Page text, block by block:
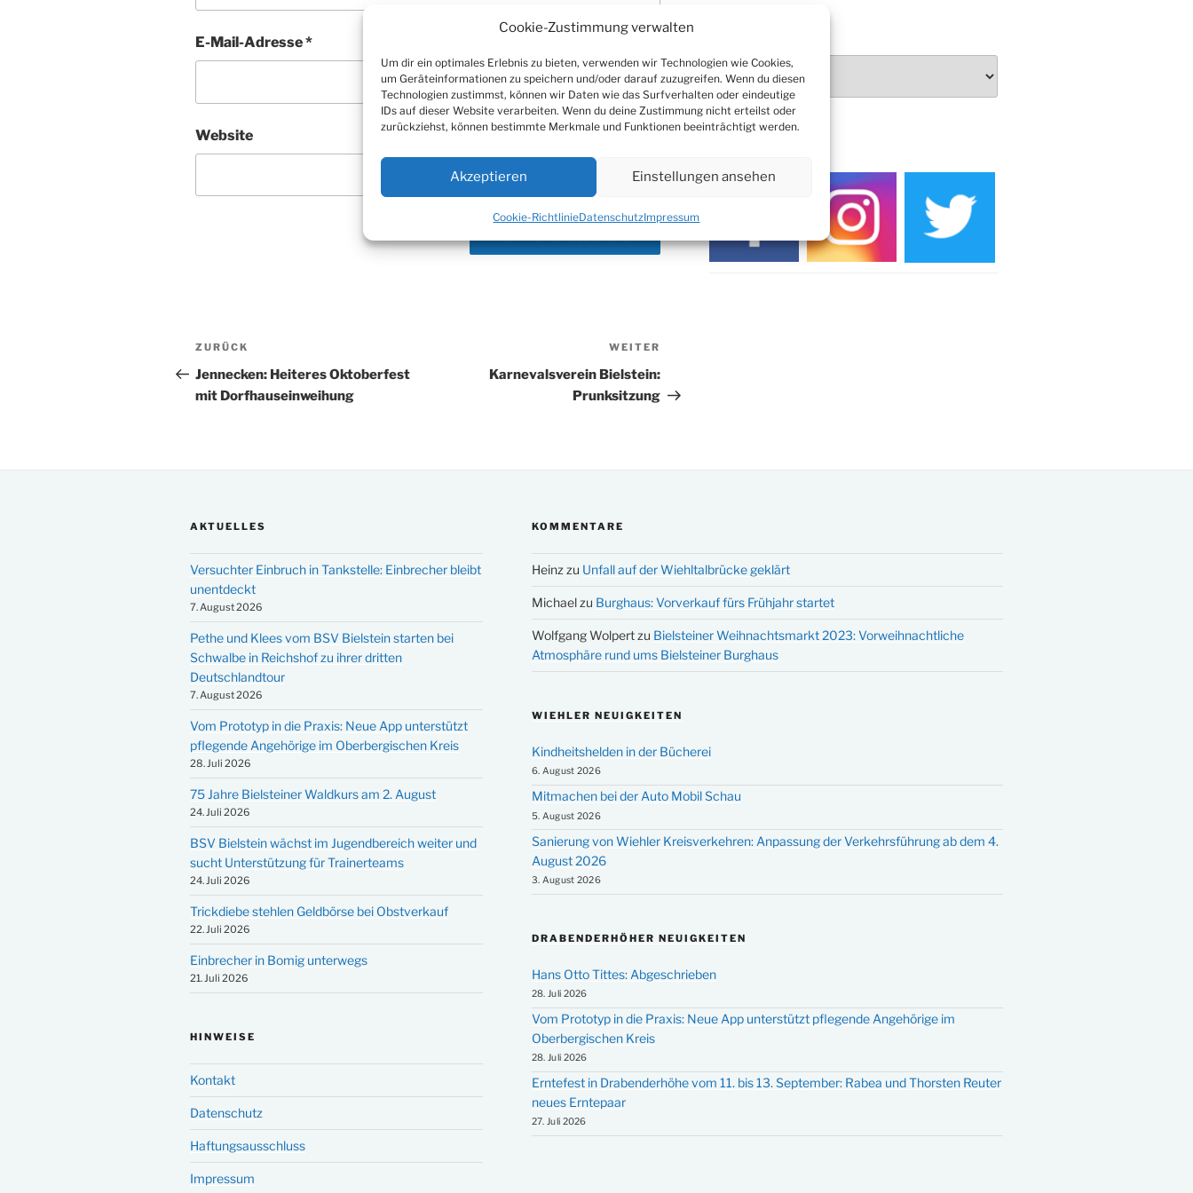
Cookie-Zustimmung verwalten
Um dir ein optimales Erlebnis zu bieten, verwenden wir Technologien wie Cookies,
um Geräteinformationen zu speichern und/oder darauf zuzugreifen. Wenn du diesen
Technologien zustimmst, können wir Daten wie das Surfverhalten oder eindeutige
IDs auf dieser Website verarbeiten. Wenn du deine Zustimmung nicht erteilst oder
zurückziehst, können bestimmte Merkmale und Funktionen beeinträchtigt werden.
Akzeptieren Einstellungen ansehen
Cookie-RichtlinieDatenschutzImpressum
E-Mail-Adresse*
Website
Beitragsnavigation
Vorheriger
Beitrag
ZURÜCK
Jennecken: Heiteres Oktoberfest
mit Dorfhauseinweihung
Beitrag
WEITER
Karnevalsverein Bielstein:
Prunksitzung
Archiv
AKTUELLES
Versuchter Einbruch in Tankstelle: Einbrecher bleibt
unentdeckt
7. August 2026
Pethe und Klees vom BSV Bielstein starten bei
Schwalbe in Reichshof zu ihrer dritten
Deutschlandtour
7. August 2026
Vom Prototyp in die Praxis: Neue App unterstützt
pflegende Angehörige im Oberbergischen Kreis
28. Juli 2026
75 Jahre Bielsteiner Waldkurs am 2. August
24. Juli 2026
BSV Bielstein wächst im Jugendbereich weiter und
sucht Unterstützung für Trainerteams
24. Juli 2026
Trickdiebe stehlen Geldbörse bei Obstverkauf
22. Juli 2026
Einbrecher in Bomig unterwegs
21. Juli 2026
HINWEISE
Kontakt
Datenschutz
Haftungsausschluss
Impressum
KOMMENTARE
Heinz zu Unfall auf der Wiehltalbrücke geklärt
Michaelzu Burghaus: Vorverkauf fürs Frühjahr startet
Wolfgang Wolpertzu Bielsteiner Weihnachtsmarkt 2023: Vorweihnachtliche
Atmosphäre rund ums Bielsteiner Burghaus
WIEHLER NEUIGKEITEN
Kindheitshelden in der Bücherei
6. August 2026
Mitmachen bei der Auto Mobil Schau
5. August 2026
Sanierung von Wiehler Kreisverkehren: Anpassung der Verkehrsführung ab dem 4.
August 2026
3. August 2026
DRABENDERHÖHER NEUIGKEITEN
Hans Otto Tittes: Abgeschrieben
28. Juli 2026
Vom Prototyp in die Praxis: Neue App unterstützt pflegende Angehörige im
Oberbergischen Kreis
28. Juli 2026
Erntefest in Drabenderhöhe vom 11. bis 13. September: Rabea und Thorsten Reuter
neues Erntepaar
27. Juli 2026